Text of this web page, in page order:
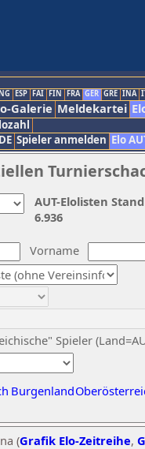
ESP FAI FIN FRA GER GRE INA
Galerie Meldekartei
Spieler anmelden Elo
Vorname
Spieler
Burgenland
AUT-Elolisten
6.936
(Grafik Elo-Zeitreihe,